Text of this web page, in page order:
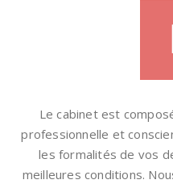
Le cabinet est
professionnelle et
les formalités de vos
meilleures conditions.